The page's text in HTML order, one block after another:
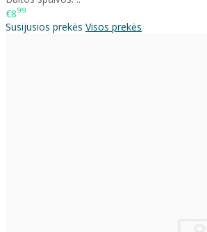
€899
Susijusios prekės Visos prekės